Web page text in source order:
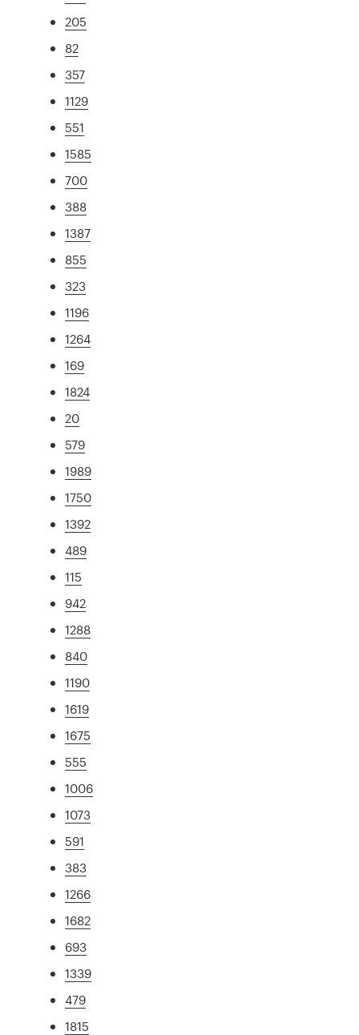
205
82
357
1129
551
1585
700
388
1387
855
323
1196
1264
169
1824
20
579
1989
1750
1392
489
115
942
1288
840
1190
1619
1675
555
1006
1073
591
383
1266
1682
693
1339
479
1815